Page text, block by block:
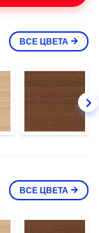
ВСЕ ЦВЕТА
ВСЕ ЦВЕТА